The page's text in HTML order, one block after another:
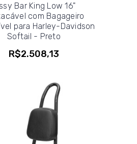
Bar King Low 16"
com Bagageiro
para Harley-Davidson
Softail - Preto
R$2.508,13